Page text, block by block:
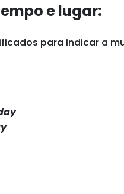
e lugar:
para indicar a